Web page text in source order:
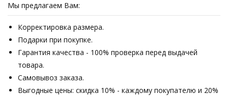
Мы предлагаем Вам:
Корректировка размера.
Подарки при покупке.
Гарантия качества - 100% проверка перед выдачей
товара.
Самовывоз заказа.
Выгодные цены: скидка 10% - каждому покупателю и 20%